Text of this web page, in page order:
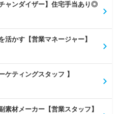
ャンダイザー】住宅手当あり◎
かす【営業マネージャー】
ケティングスタッフ 】
材メーカー【営業スタッフ】